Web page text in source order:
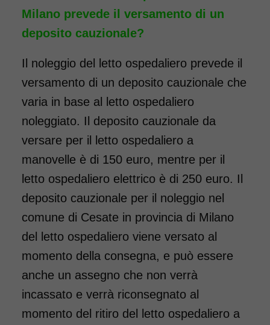
Milano prevede il versamento di un
deposito cauzionale?
Il noleggio del letto ospedaliero prevede il
versamento di un deposito cauzionale che
varia in base al letto ospedaliero
noleggiato. Il deposito cauzionale da
versare per il letto ospedaliero a
manovelle è di 150 euro, mentre per il
letto ospedaliero elettrico è di 250 euro. Il
deposito cauzionale per il noleggio nel
comune di Cesate in provincia di Milano
del letto ospedaliero viene versato al
momento della consegna, e può essere
anche un assegno che non verrà
incassato e verrà riconsegnato al
momento del ritiro del letto ospedaliero a